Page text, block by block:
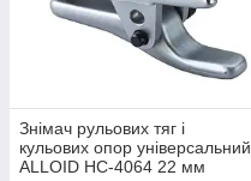
Знімач рульових тяг і
кульових опор універсальний
ALLOID НС-4064 22 мм